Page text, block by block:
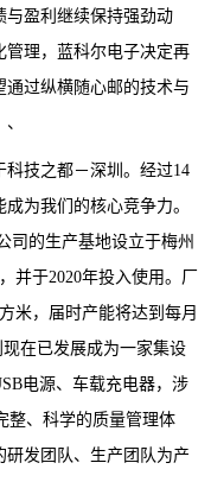
与盈利继续保持强劲动
管理，蓝科尔电子决定再
过纵横随心邮的技术与
科技之都－深圳。经过14
为我们的核心竞争力。
司的生产基地设立于梅州
并于2020年投入使用。厂
米，届时产能将达到每月
在已发展成为一家集设
电源、车载充电器，涉
整、科学的质量管理体
发团队、生产团队为产